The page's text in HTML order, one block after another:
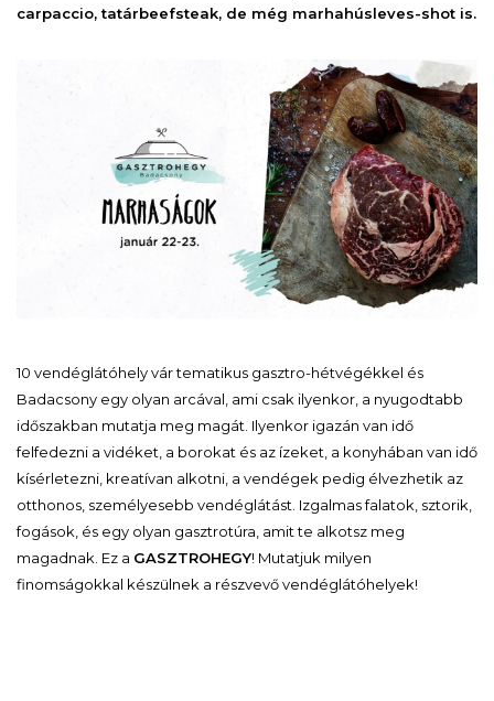
carpaccio, tatárbeefsteak, de még marhahúsleves-shot is.
10 vendéglátóhely vár tematikus gasztro-hétvégékkel és
Badacsony egy olyan arcával, ami csak ilyenkor, a nyugodtabb
időszakban mutatja meg magát. Ilyenkor igazán van idő
felfedezni a vidéket, a borokat és az ízeket, a konyhában van idő
kísérletezni, kreatívan alkotni, a vendégek pedig élvezhetik az
otthonos, személyesebb vendéglátást. Izgalmas falatok, sztorik,
fogások, és egy olyan gasztrotúra, amit te alkotsz meg
magadnak. Ez a GASZTROHEGY! Mutatjuk milyen
finomságokkal készülnek a részvevő vendéglátóhelyek!